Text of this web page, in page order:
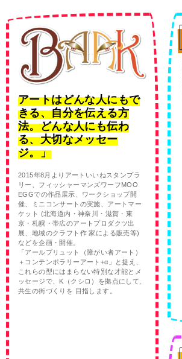
アートはどんな人にもで
きる、自分を伝える方
法。どんな人にも伝わ
る、大切なメッセー
ジ。」
2015年8月よりアートいいねスタンプラ
リー、フィッシャーマンズワーフMOO
EGGでの作品展示、ワークショップ開
催、ミニコンサートの実施、アートマー
ケット (北海道内・神奈川・滋賀・東
京・札幌・帯広のアートプロダクツ出
展、地域のクラフト作 家による販売等)
などを企画・開催。
「アールブリュット（障がい者アート）
＋コンテンポラリーアート+α」と捉え、
これらの型にはまらない特別な才能とメ
ッセージで、K（クシロ）を拠点にして、
共生の街づくりを 目指します。